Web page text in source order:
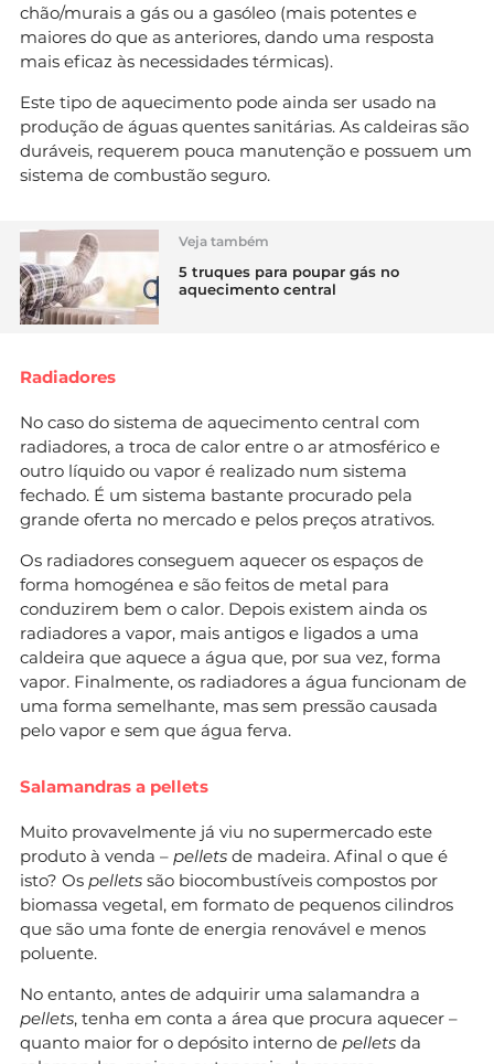
chão/murais a gás ou a gasóleo (mais potentes e
maiores do que as anteriores, dando uma resposta
mais eficaz às necessidades térmicas).
Este tipo de aquecimento pode ainda ser usado na
produção de águas quentes sanitárias. As caldeiras são
duráveis, requerem pouca manutenção e possuem um
sistema de combustão seguro.
Veja também
5 truques para poupar gás no
aquecimento central
​Radiadores
No caso do sistema de aquecimento central com
radiadores, a troca de calor entre o ar atmosférico e
outro líquido ou vapor é realizado num sistema
fechado. É um sistema bastante procurado pela
grande oferta no mercado e pelos preços atrativos.
Os radiadores conseguem aquecer os espaços de
forma homogénea e são feitos de metal para
conduzirem bem o calor. Depois existem ainda os
radiadores a vapor, mais antigos e ligados a uma
caldeira que aquece a água que, por sua vez, forma
vapor. Finalmente, os radiadores a água funcionam de
uma forma semelhante, mas sem pressão causada
pelo vapor e sem que água ferva.
​Salamandras a pellets
Muito provavelmente já viu no supermercado este
produto à venda – pellets de madeira. Afinal o que é
isto? Os pellets são biocombustíveis compostos por
biomassa vegetal, em formato de pequenos cilindros
que são uma fonte de energia renovável e menos
poluente.
No entanto, antes de adquirir uma salamandra a
pellets, tenha em conta a área que procura aquecer –
quanto maior for o depósito interno de pellets da